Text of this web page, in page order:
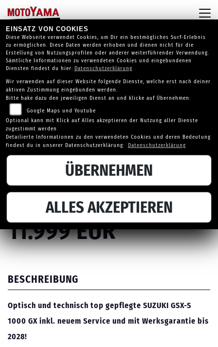
SUZUKI GSX-S1000GX
11.999 EUR
BESCHREIBUNG
Optisch und technisch top gepflegte SUZUKI GSX-S
1000 GX inkl. neuem Service und mit Werksgarantie bis
2028!
EINSATZ VON COOKIES
Diese Webseite verwendet Cookies, um Dir ein bestmögliches Surf-Erlebnis
zu ermöglichen. Diese Daten werden erhoben und dienen nicht für die
Erstellung von Nutzungsprofilen oder anderer weiterführender Verwendung.
Sämtliche Informationen zu verwendeten Cookies und eingebundenen
Diensten findest du hier: Datenschutzerklärung
Wir verwenden auf dieser Website folgende Dienste, welche erst nach deiner
aktiven Zustimmung eingebunden werden.
Bitte hake dazu den jeweiligen Dienst an und klicke auf Übernehmen:
Google Maps und Youtube
Optional kann mit Klick auf Alles akzeptieren der Nutzung aller Dienste
zugestimmt werden
Detailierte Informationen zu den verwendeten Cookies und deren Bedeutung
findest du in unserer Datenschutzerklärung:
Datenschutzerklärung
ÜBERNEHMEN
ALLES AKZEPTIEREN